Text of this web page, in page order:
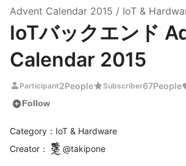
Advent Calendar 2015 / IoT &
IoTバックエンド
Calendar 2015
person Participant2PeoplestarSubscriber67People
add_circleFollow
Category：IoT & Hardware
Creator ： @takipone